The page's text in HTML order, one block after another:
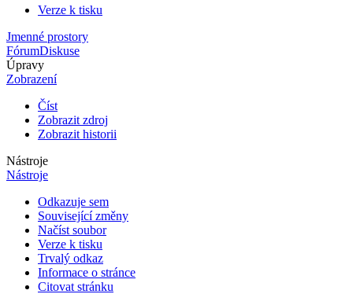
Verze k tisku
Jmenné prostory
FórumDiskuse
Úpravy
Zobrazení
Číst
Zobrazit zdroj
Zobrazit historii
Nástroje
Nástroje
Odkazuje sem
Související změny
Načíst soubor
Verze k tisku
Trvalý odkaz
Informace o stránce
Citovat stránku